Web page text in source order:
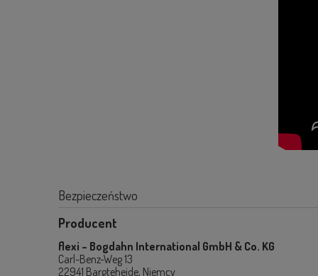
Bezpieczeństwo
Producent
flexi – Bogdahn International GmbH & Co. KG
Carl-Benz-Weg 13
22941 Bargteheide, Niemcy